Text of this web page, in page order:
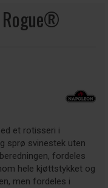
et rotisseri i
sprø svinestek uten
fordeles
hele kjøttstykket og
men fordeles i